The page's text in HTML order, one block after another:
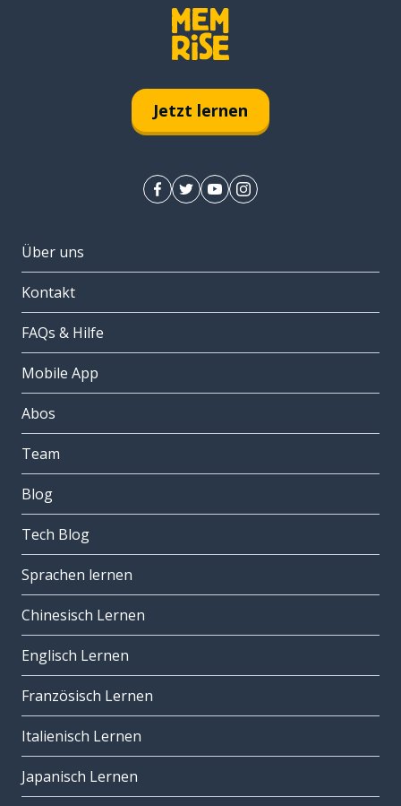
Jetzt lernen
Über uns
Kontakt
FAQs & Hilfe
Mobile App
Abos
Team
Blog
Tech Blog
Sprachen lernen
Chinesisch Lernen
Englisch Lernen
Französisch Lernen
Italienisch Lernen
Japanisch Lernen